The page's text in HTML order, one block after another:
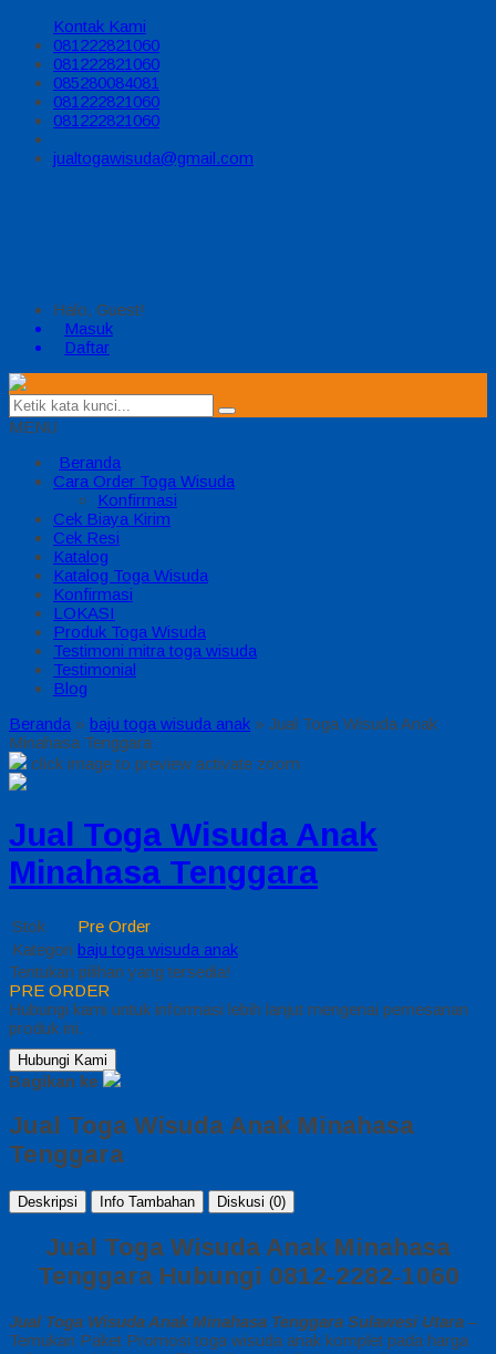
Kontak Kami
081222821060
081222821060
085280084081
081222821060
081222821060
jualtogawisuda@gmail.com
Halo, Guest!
Masuk
Daftar
MENU
Beranda
Cara Order Toga Wisuda
Konfirmasi
Cek Biaya Kirim
Cek Resi
Katalog
Katalog Toga Wisuda
Konfirmasi
LOKASI
Produk Toga Wisuda
Testimoni mitra toga wisuda
Testimonial
Blog
Beranda » baju toga wisuda anak » Jual Toga Wisuda Anak
Minahasa Tenggara
click image to preview activate zoom
Jual Toga Wisuda Anak
Minahasa Tenggara
Stok
Pre Order
Kategori baju toga wisuda anak
Tentukan pilihan yang tersedia!
PRE ORDER
Hubungi kami untuk informasi lebih lanjut mengenai pemesanan
produk ini.
Hubungi Kami
Bagikan ke
Jual Toga Wisuda Anak Minahasa
Tenggara
Deskripsi Info Tambahan Diskusi (0)
Jual Toga Wisuda Anak Minahasa
Tenggara Hubungi 0812-2282-1060
Jual Toga Wisuda Anak Minahasa Tenggara Sulawesi Utara –
Temukan Paket Promosi toga wisuda anak komplet pada harga